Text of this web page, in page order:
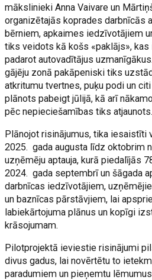
mākslinieki Anna Vaivare un
organizētajās koprades darbnīcās
bērniem, apkaimes iedzīvotājiem
tiks veidots kā košs «paklājs»,
padarot autovadītājus
gājēju zonā pakāpeniski tiks
atkritumu tvertnes, puķu podi un
plānots pabeigt jūlijā, kā arī
pēc nepieciešamības tiks atjaunots.
Plānojot risinājumus, tika iesaistīti
2025. gada augusta līdz oktobrim
uzņēmēju aptauja, kurā piedalījās
2024. gada septembrī un šāgada
darbnīcas iedzīvotājiem,
un baznīcas pārstāvjiem, lai
labiekārtojuma plānus un kopīgi
krāsojumam.
Pilotprojektā ieviestie risinājumi
divus gadus, lai novērtētu to
paradumiem un pieņemtu